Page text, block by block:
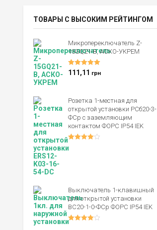
ТОВАРЫ С ВЫСОКИМ РЕЙТИНГОМ
Микропереключатель Z-
15GQ21-B, АСКО-УКРЕМ
Оценка5.00
из 5
111,11 грн
Розетка 1-местная для
открытой установки РСб20-3-
ФСр с заземляющим
контактом ФОРС IP54 IEK
Оценка
4.00
Выключатель 1-клавишный
для открытой установки
ВС20-1-0-ФСр ФОРС IP54 IEK